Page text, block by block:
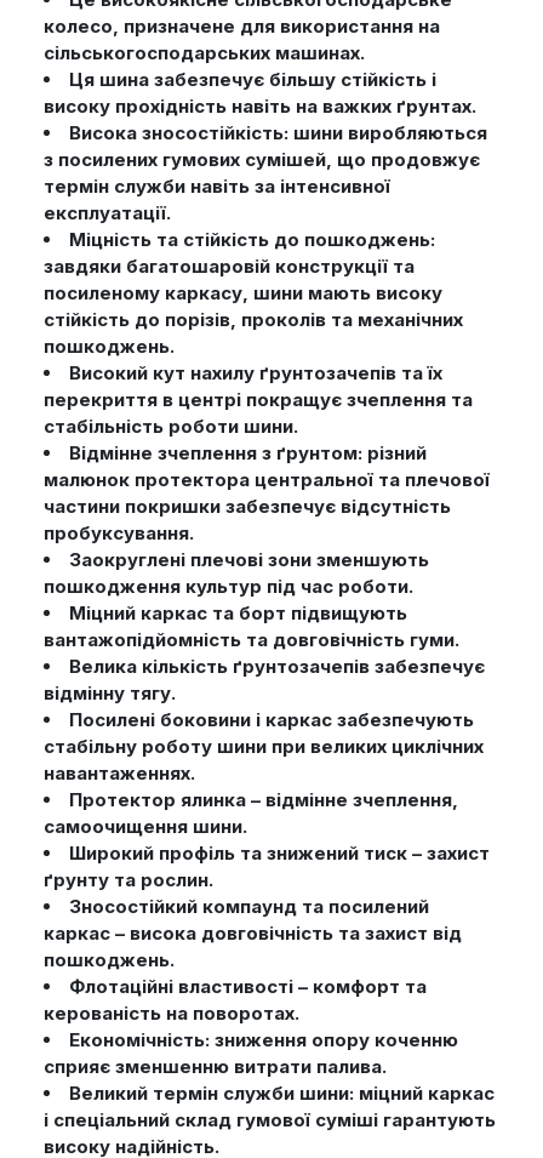
колесо, призначене для використання на
сільськогосподарських машинах.
Ця шина забезпечує більшу стійкість і
високу прохідність навіть на важких ґрунтах.
Висока зносостійкість: шини виробляються
з посилених гумових сумішей, що продовжує
термін служби навіть за інтенсивної
експлуатації.
Міцність та стійкість до пошкоджень:
завдяки багатошаровій конструкції та
посиленому каркасу, шини мають високу
стійкість до порізів, проколів та механічних
пошкоджень.
Високий кут нахилу ґрунтозачепів та їх
перекриття в центрі покращує зчеплення та
стабільність роботи шини.
Відмінне зчеплення з ґрунтом: різний
малюнок протектора центральної та плечової
частини покришки забезпечує відсутність
пробуксування.
Заокруглені плечові зони зменшують
пошкодження культур під час роботи.
Міцний каркас та борт підвищують
вантажопідйомність та довговічність гуми.
Велика кількість ґрунтозачепів забезпечує
відмінну тягу.
Посилені боковини і каркас забезпечують
стабільну роботу шини при великих циклічних
навантаженнях.
Протектор ялинка – відмінне зчеплення,
самоочищення шини.
Широкий профіль та знижений тиск – захист
ґрунту та рослин.
Зносостійкий компаунд та посилений
каркас – висока довговічність та захист від
пошкоджень.
Флотаційні властивості – комфорт та
керованість на поворотах.
Економічність: зниження опору коченню
сприяє зменшенню витрати палива.
Великий термін служби шини: міцний каркас
і спеціальний склад гумової суміші гарантують
високу надійність.